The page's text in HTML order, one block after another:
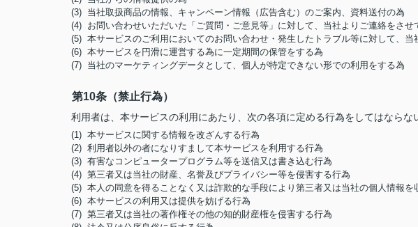
(3) 当社取扱商品の情報、キャンペーン情報（広告含む）のご案内、資料送付の為
(4) お問い合わせいただいた「ご質問・ご意見等」に対して、当社よりご連絡をさせ
(5) 本サービスのご利用においてのお問い合わせ・発生したトラブル等に対して、当
(6) 本サービスを円滑に運営する為に一定期間の保管をする為
(7) 当社のマーケティングデータとして、個人が特定できない形での利用をする為
第10条（禁止行為）
利用者は、本サービスの利用にあたり、次の各項に定める行為をしてはならな
(1) 本サービスに関する情報を改ざんする行為
(2) 利用者以外の者になりすまして本サービスを利用する行為
(3) 有害なコンピュータープログラム等を送信又は書き込む行為
(4) 第三者又は当社の財産、名誉及びプライバシー等を侵害する行為
(5) 本人の同意を得ることなく又は詐欺的な手段により第三者又は当社の個人情報を
(6) 本サービスの利用又は提供を妨げる行為
(7) 第三者又は当社の著作権その他の知的財産権を侵害する行為